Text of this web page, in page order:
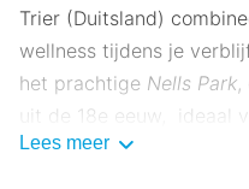
Trier (Duitsland)
wellness tijdens je
het prachtige Nells Park,
uit de 18e eeuw, ideaal
tussen je uitstapjes in de
Lees meer